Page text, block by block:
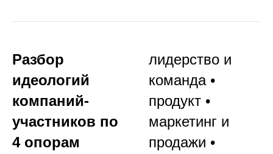
Разбор
идеологий
компаний-
участников по
4 опорам
лидерство и
команда •
продукт •
маркетинг и
продажи •